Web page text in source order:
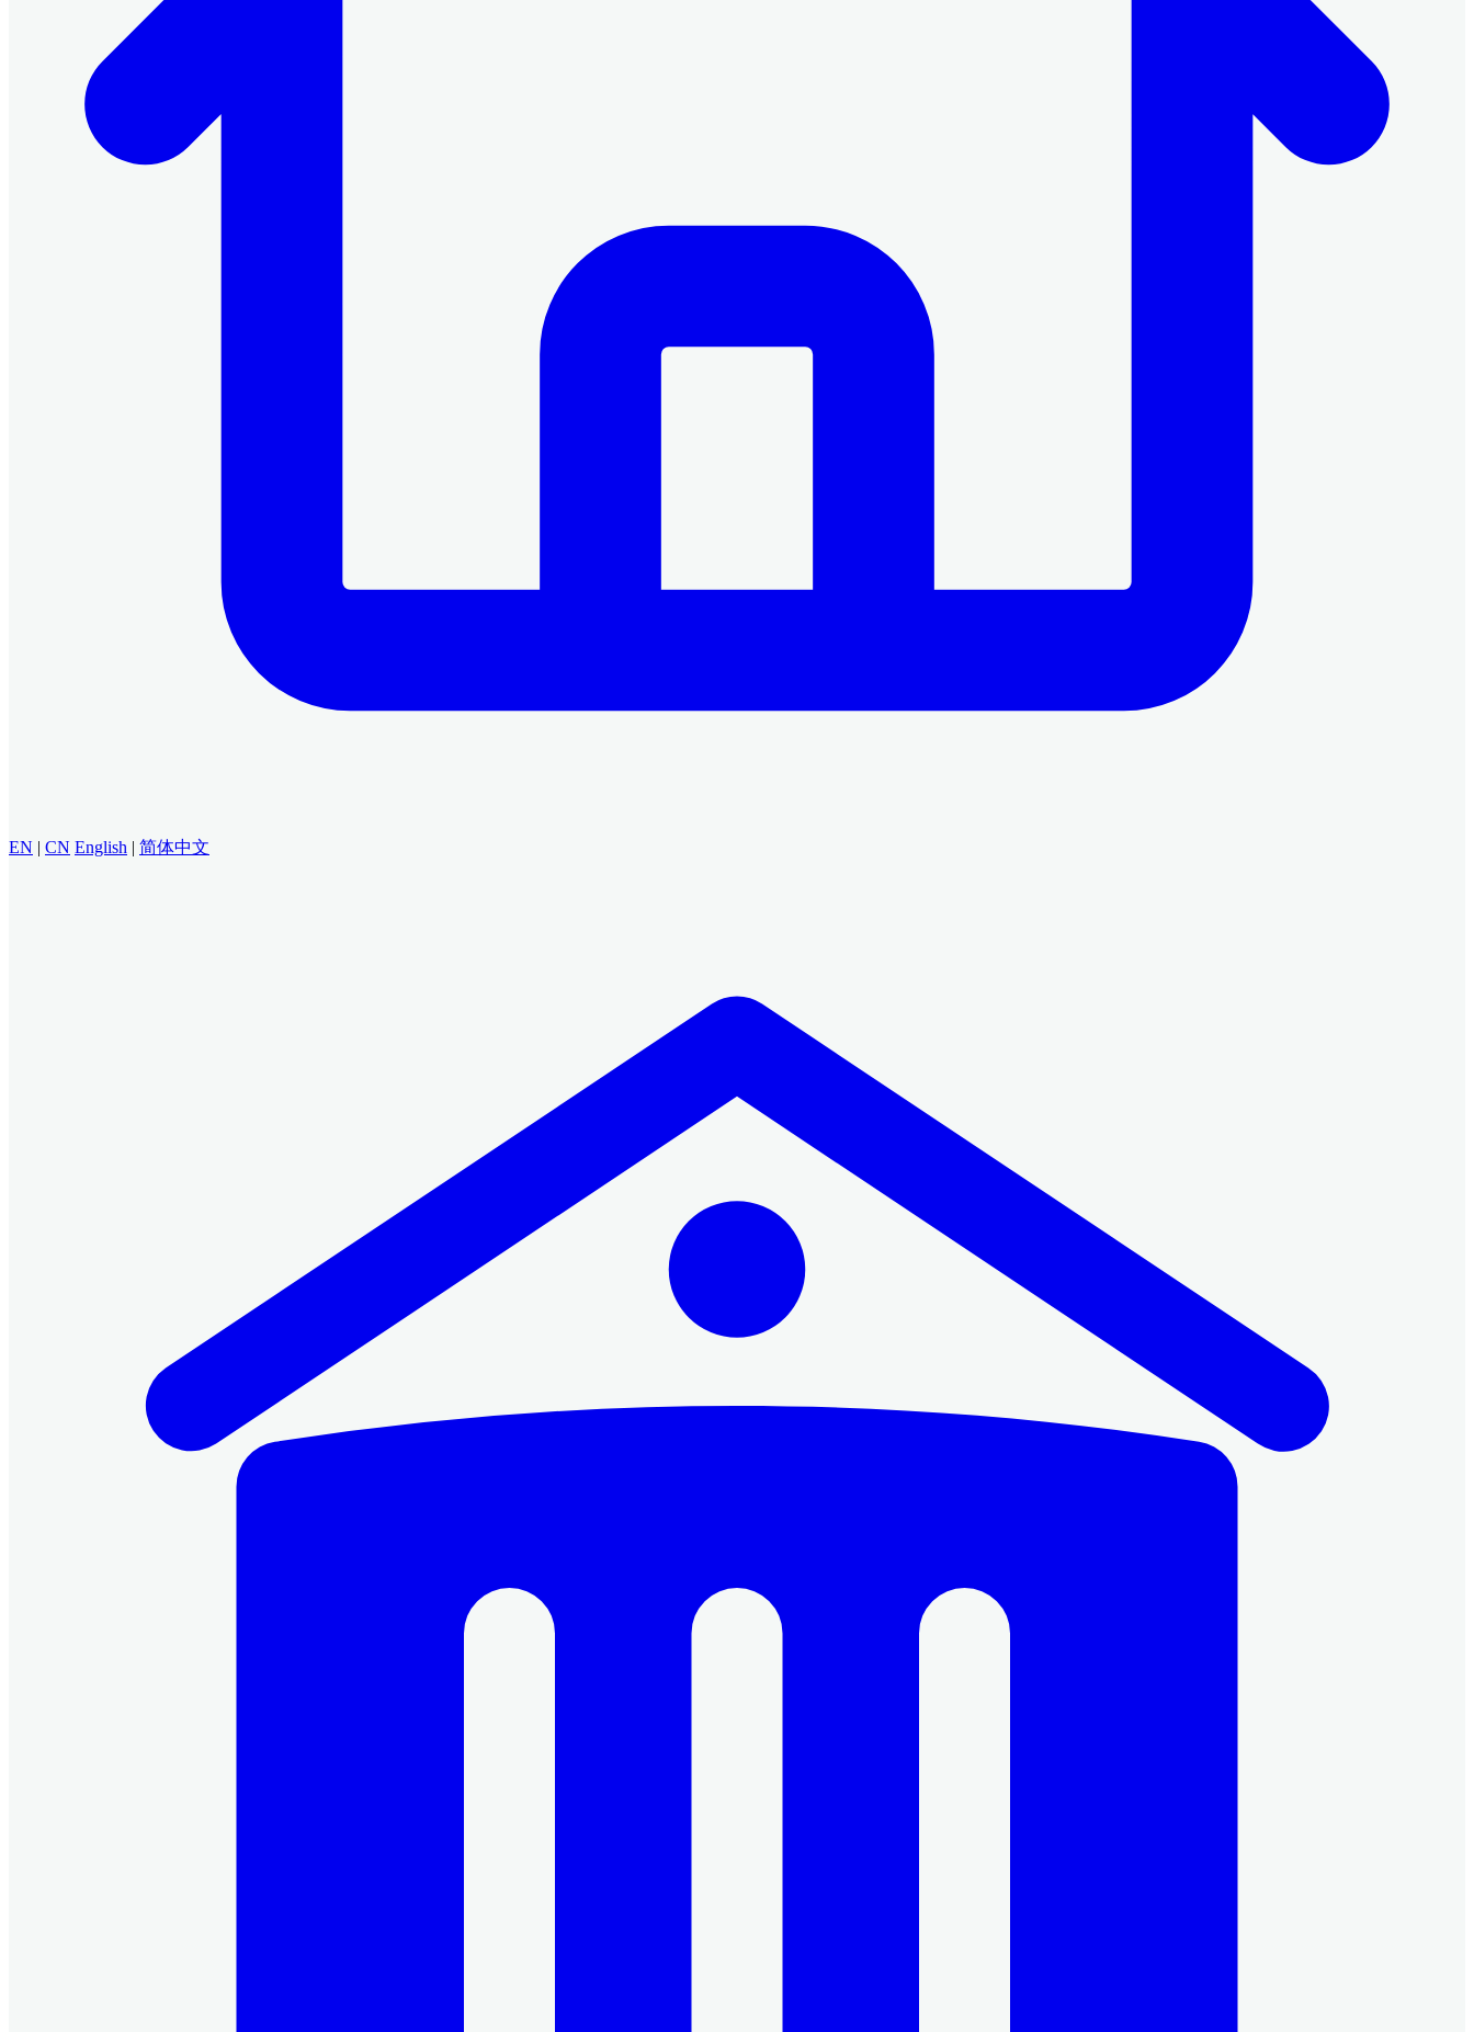
EN | CN English | 简体中文